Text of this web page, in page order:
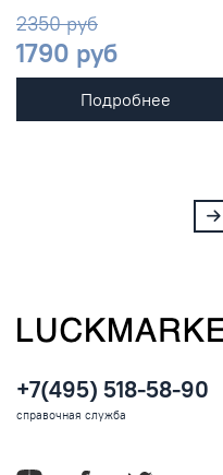
2350 руб
1790 руб
Подробнее
+7(495) 518-58-90
справочная служба